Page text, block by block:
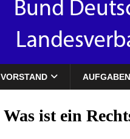
VORSTAND AUFGABEN
Was ist ein